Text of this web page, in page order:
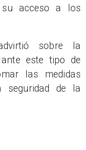
acceso a los
sobre la
este tipo de
las medidas
seguridad de la